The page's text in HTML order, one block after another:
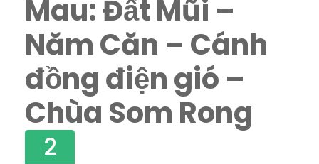
Mau: Đất Mũi –
Năm Căn – Cánh
đồng điện gió –
Chùa Som Rong
2